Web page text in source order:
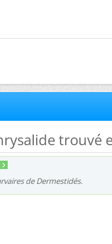
trouvé
de Dermestidés.